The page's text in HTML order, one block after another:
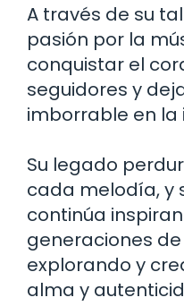
A través de su
pasión por la
conquistar el
seguidores y
imborrable en la
Su legado
cada melodía, y
continúa
generaciones
explorando y
alma y